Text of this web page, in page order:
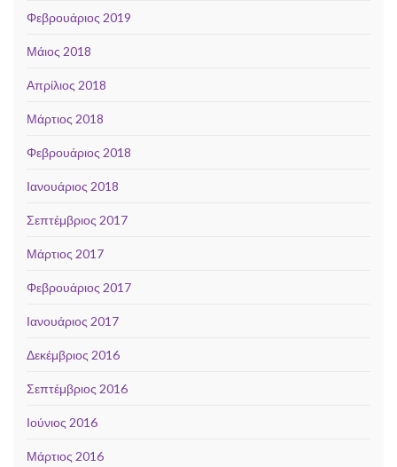
Φεβρουάριος 2019
Μάιος 2018
Απρίλιος 2018
Μάρτιος 2018
Φεβρουάριος 2018
Ιανουάριος 2018
Σεπτέμβριος 2017
Μάρτιος 2017
Φεβρουάριος 2017
Ιανουάριος 2017
Δεκέμβριος 2016
Σεπτέμβριος 2016
Ιούνιος 2016
Μάρτιος 2016